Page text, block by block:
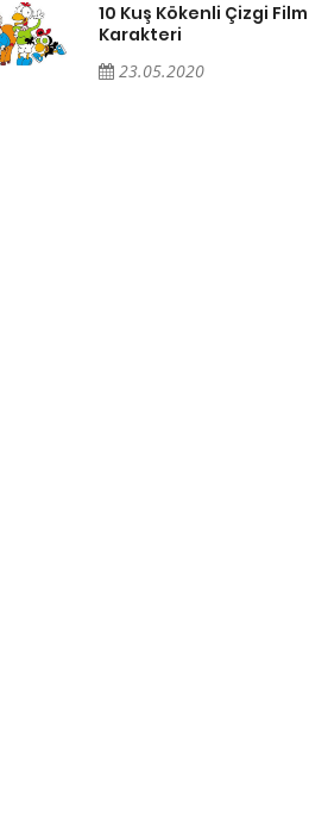
10 Kuş Kökenli Çizgi Film
Karakteri
23.05.2020